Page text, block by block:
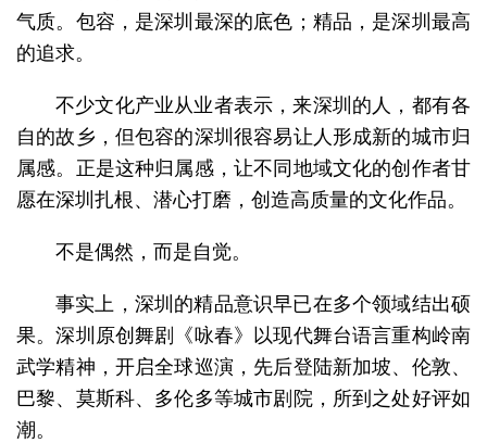
气质。包容，是深圳最深的底色；精品，是深圳最高
的追求。
不少文化产业从业者表示，来深圳的人，都有各
自的故乡，但包容的深圳很容易让人形成新的城市归
属感。正是这种归属感，让不同地域文化的创作者甘
愿在深圳扎根、潜心打磨，创造高质量的文化作品。
不是偶然，而是自觉。
事实上，深圳的精品意识早已在多个领域结出硕
果。深圳原创舞剧《咏春》以现代舞台语言重构岭南
武学精神，开启全球巡演，先后登陆新加坡、伦敦、
巴黎、莫斯科、多伦多等城市剧院，所到之处好评如
潮。